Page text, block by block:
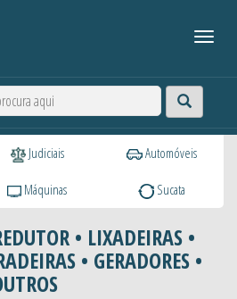
Judiciais Automóveis
Máquinas Sucata
• LIXADEIRAS •
• GERADORES •